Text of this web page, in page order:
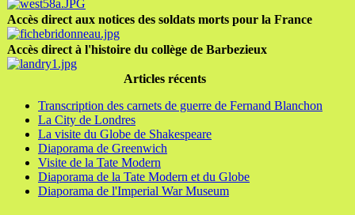
Accès direct aux notices des soldats morts pour la France
Accès direct à l'histoire du collège de Barbezieux
Articles récents
Transcription des carnets de guerre de Fernand Blanchon
La City de Londres
La visite du Globe de Shakespeare
Diaporama de Greenwich
Visite de la Tate Modern
Diaporama de la Tate Modern et du Globe
Diaporama de l'Imperial War Museum